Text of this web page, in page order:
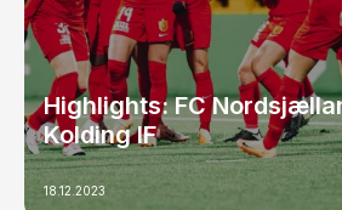
Highlights: FC
Kolding IF
18.12.2023